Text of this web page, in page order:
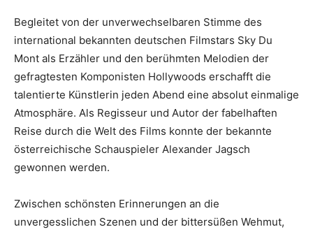
Begleitet von der unverwechselbaren Stimme des
international bekannten deutschen Filmstars Sky Du
Mont als Erzähler und den berühmten Melodien der
gefragtesten Komponisten Hollywoods erschafft die
talentierte Künstlerin jeden Abend eine absolut einmalige
Atmosphäre. Als Regisseur und Autor der fabelhaften
Reise durch die Welt des Films konnte der bekannte
österreichische Schauspieler Alexander Jagsch
gewonnen werden.
Zwischen schönsten Erinnerungen an die
unvergesslichen Szenen und der bittersüßen Wehmut,